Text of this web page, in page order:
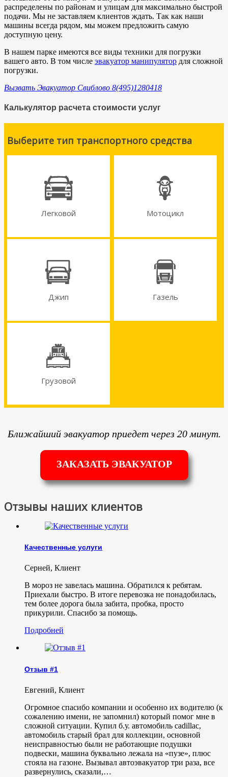
распределены по районам и улицам для максимально быстрой
подачи. Мы не заставляем клиентов ждать. Так как наши
машины всегда рядом, мы можем предложить самую
доступную цену.
В нашем парке имеются все виды техники для погрузки
вашего авто. В том числе эвакуатор манипулятор для сложной
погрузки.
Вызвать Эвакуатор Свиблово 8(495)1280418
Калькулятор расчета стоимости услуг
Выберите тип транспортного средства
Легковой Мотоцикл
Джип Газель
Грузовой
Ближайший эвакуатор приедет через 20 минут.
ЗАКАЗАТЬ ЭВАКУАТОР
Отзывы наших клиентов
Качественные услуги
Серней, Клиент
В мороз не завелась машина. Обратился к ребятам.
Приехали быстро. В итоге перевозка не понадобилась,
тем более дорога была забита, пробка, просто
прикурили. Спасибо за помощь.
Подробней
Отзыв #1
Евгений, Клиент
Огромное спасибо компании и особенно их водителю (к
сожалению имени, не запомнил) который помог мне в
сложной ситуации. Купил б.у. автомобиль cadillac,
автомобиль старый брал для коллекции, основной
неисправностью были не работающие подушки
подвески, машина буквально лежала на «пузе», плюс
стояла на газоне. Вызывал автоэвакуатор три раза, все
развернулись, сказали,…